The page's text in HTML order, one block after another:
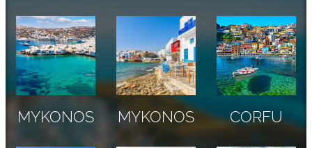
MYKONOS MYKONOS CORFU